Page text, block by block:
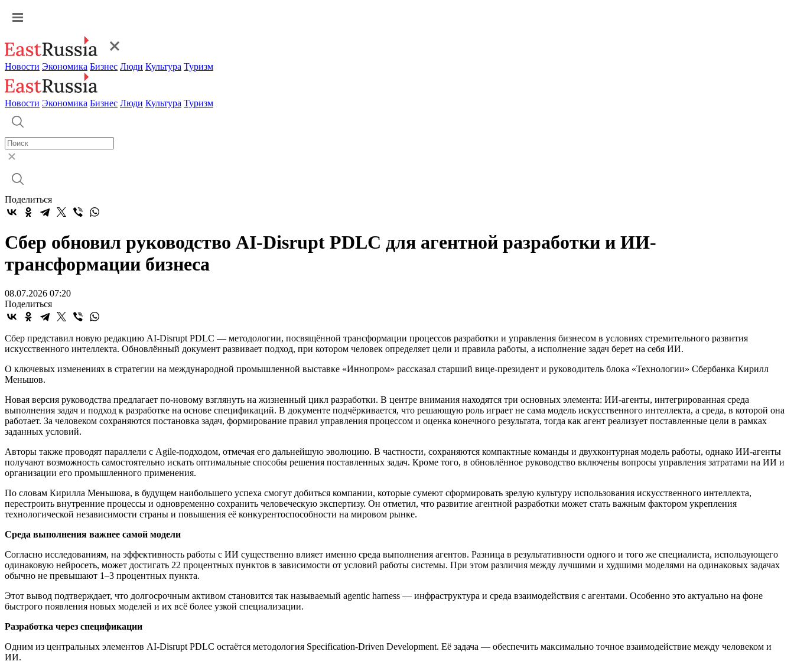
Новости Экономика Бизнес Люди Культура Туризм
Новости Экономика Бизнес Люди Культура Туризм
Поделиться
Сбер обновил руководство AI-Disrupt PDLC для агентной разработки и ИИ-
трансформации бизнеса
08.07.2026 07:20
Поделиться
Сбер представил новую редакцию AI-Disrupt PDLC — методологии, посвящённой трансформации процессов разработки и управления бизнесом в условиях стремительного развития
искусственного интеллекта. Обновлённый документ развивает подход, при котором человек определяет цели и правила работы, а исполнение задач берет на себя ИИ.
О ключевых изменениях в стратегии на международной промышленной выставке «Иннопром» рассказал старший вице-президент и руководитель блока «Технологии» Сбербанка Кирилл
Меньшов.
Новая версия руководства предлагает по-новому взглянуть на жизненный цикл разработки. В центре внимания находятся три основных элемента: ИИ-агенты, интегрированная среда
выполнения задач и подход к разработке на основе спецификаций. В документе подчёркивается, что решающую роль играет не сама модель искусственного интеллекта, а среда, в которой она
работает. За человеком сохраняются постановка задач, формирование правил управления процессом и оценка конечного результата, тогда как агент реализует поставленные цели в рамках
заданных условий.
Авторы также проводят параллели с Agile-подходом, отмечая его дальнейшую эволюцию. В частности, сохраняются компактные команды и двухконтурная модель работы, однако ИИ-агенты
получают возможность самостоятельно искать оптимальные способы решения поставленных задач. Кроме того, в обновлённое руководство включены вопросы управления затратами на ИИ и
организации его промышленного применения.
По словам Кирилла Меньшова, в будущем наибольшего успеха смогут добиться компании, которые сумеют сформировать зрелую культуру использования искусственного интеллекта,
перестроить внутренние процессы и одновременно сохранить человеческую экспертизу. Он отметил, что развитие агентной разработки может стать важным фактором укрепления
технологической независимости страны и повышения её конкурентоспособности на мировом рынке.
Среда выполнения важнее самой модели
Согласно исследованиям, на эффективность работы с ИИ существенно влияет именно среда выполнения агентов. Разница в результативности одного и того же специалиста, использующего
одинаковую нейросеть, может достигать 22 процентных пунктов в зависимости от условий работы системы. При этом различия между лучшими и худшими моделями на одинаковых задачах
обычно не превышают 1–3 процентных пункта.
Этот вывод подтверждает, что долгосрочным активом становится так называемый agentic harness — инфраструктура и среда взаимодействия с агентами. Особенно это актуально на фоне
быстрого появления новых моделей и их всё более узкой специализации.
Разработка через спецификации
Одним из центральных элементов AI-Disrupt PDLC остаётся методология Specification-Driven Development. Её задача — обеспечить максимально точное взаимодействие между человеком и
ИИ.